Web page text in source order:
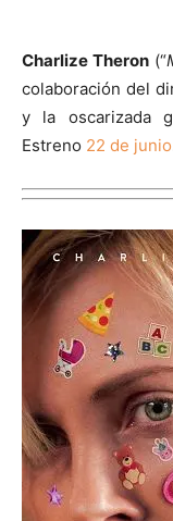
Charlize Theron(“
colaboración del
y la oscarizada
Estreno 22 de junio